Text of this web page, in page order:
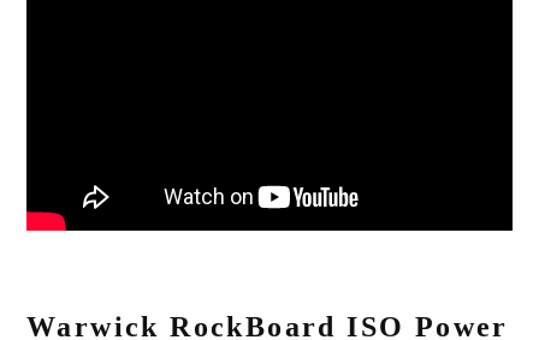
Warwick RockBoard ISO Power